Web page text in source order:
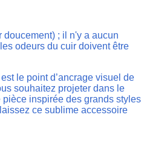
; il n'y a aucun
odeurs du cuir doivent être
le point d’ancrage visuel de
souhaitez projeter dans le
inspirée des grands styles
ce sublime accessoire